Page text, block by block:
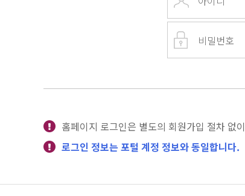
홈페이지 로그인은 별도의 회원가입 절차 없이
로그인 정보는 포털 계정 정보와 동일합니다.